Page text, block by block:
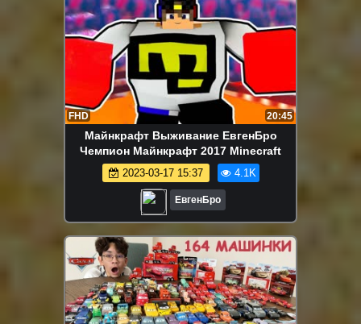
FHD 20:45
Майнкрафт Выживание ЕвгенБро
Чемпион Майнкрафт 2017 Minecraft
2023-03-17 15:37 4.1K
ЕвгенБро